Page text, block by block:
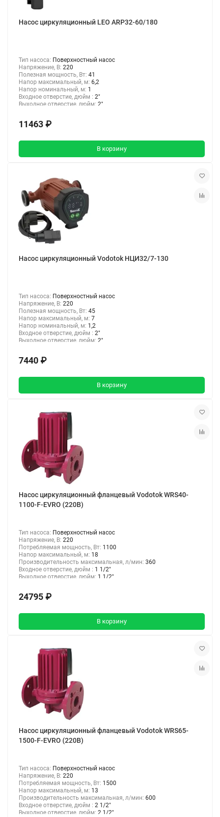
Насос циркуляционный LEO ARP32-60/180
Тип насоса: Поверхностный насос
Напряжение, В: 220
Полезная мощность, Вт: 41
Напор максимальный, м: 6,2
Напор номинальный, м: 1
Входное отверстие, дюйм : 2"
Выходное отверстие, дюйм: 2"
11463 ₽
В корзину
Насос циркуляционный Vodotok НЦИ32/7-130
Тип насоса: Поверхностный насос
Напряжение, В: 220
Полезная мощность, Вт: 45
Напор максимальный, м: 7
Напор номинальный, м: 1,2
Входное отверстие, дюйм : 2"
Выходное отверстие, дюйм: 2"
7440 ₽
В корзину
Насос циркуляционный фланцевый Vodotok WRS40-
1100-F-EVRO (220В)
Тип насоса: Поверхностный насос
Напряжение, В: 220
Потребляемая мощность, Вт: 1100
Напор максимальный, м: 18
Производительность максимальная, л/мин: 360
Входное отверстие, дюйм : 1 1/2"
Выходное отверстие, дюйм: 1 1/2"
24795 ₽
В корзину
Насос циркуляционный фланцевый Vodotok WRS65-
1500-F-EVRO (220В)
Тип насоса: Поверхностный насос
Напряжение, В: 220
Потребляемая мощность, Вт: 1500
Напор максимальный, м: 13
Производительность максимальная, л/мин: 600
Входное отверстие, дюйм : 2 1/2"
Выходное отверстие, дюйм: 2 1/2"